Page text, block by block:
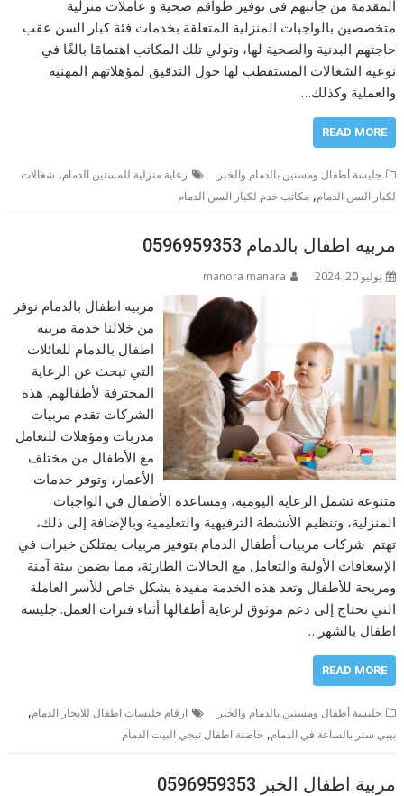
المقدمة من جانبهم في توفير طواقم صحية و عاملات منزلية
متخصصين بالواجبات المنزلية المتعلقة بخدمات فئة كبار السن عقب
حاجتهم البدنية والصحية لها، وتولي تلك المكاتب اهتمامًا بالغًا في
نوعية الشغالات المستقطب لها حول التدقيق لمؤهلاتهم المهنية
والعملية وكذلك…
READ MORE
جليسة أطفال ومسنين بالدمام والخبر رعاية منزلية للمسنين الدمام, شغالات
لكبار السن الدمام,مكاتب خدم لكبار السن الدمام
مربيه اطفال بالدمام 0596959353
يوليو 20, 2024 manora manara
مربيه اطفال بالدمام نوفر
من خلالنا خدمة مربيه
اطفال بالدمام للعائلات
التي تبحث عن الرعاية
المحترفة لأطفالهم. هذه
الشركات تقدم مربيات
مدربات ومؤهلات للتعامل
مع الأطفال من مختلف
الأعمار، وتوفر خدمات
متنوعة تشمل الرعاية اليومية، ومساعدة الأطفال في الواجبات
المنزلية، وتنظيم الأنشطة الترفيهية والتعليمية وبالإضافة إلى ذلك،
تهتم شركات مربيات أطفال الدمام بتوفير مربيات يمتلكن خبرات في
الإسعافات الأولية والتعامل مع الحالات الطارئة، مما يضمن بيئة آمنة
ومريحة للأطفال وتعد هذه الخدمة مفيدة بشكل خاص للأسر العاملة
التي تحتاج إلى دعم موثوق لرعاية أطفالها أثناء فترات العمل. جليسه
اطفال بالشهر…
READ MORE
جليسة أطفال ومسنين بالدمام والخبر ارقام جليسات اطفال للايجار الدمام,
بيبي ستر بالساعة في الدمام,حاضنة اطفال تيجي البيت الدمام
مربية اطفال الخبر 0596959353